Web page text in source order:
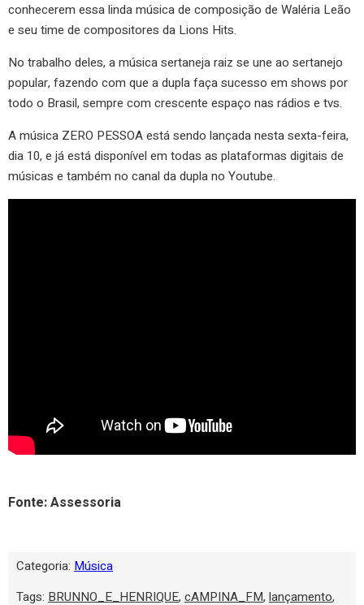
conhecerem essa linda música de composição de Waléria Leão
e seu time de compositores da Lions Hits.
No trabalho deles, a música sertaneja raiz se une ao sertanejo
popular, fazendo com que a dupla faça sucesso em shows por
todo o Brasil, sempre com crescente espaço nas rádios e tvs.
A música ZERO PESSOA está sendo lançada nesta sexta-feira,
dia 10, e já está disponível em todas as plataformas digitais de
músicas e também no canal da dupla no Youtube.
Fonte: Assessoria
Categoria: Música
Tags: BRUNNO_E_HENRIQUE, cAMPINA_FM, lançamento,